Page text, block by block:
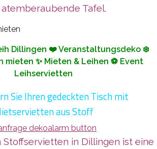
Tafel.
Dillingen ❤️ Veranstaltungsdeko ❄️
✨ Mieten & Leihen ⚽ Event
Leihservietten
Sie Ihren gedeckten Tisch mit
aus Stoff
Stoffservietten in Dillingen ist eine